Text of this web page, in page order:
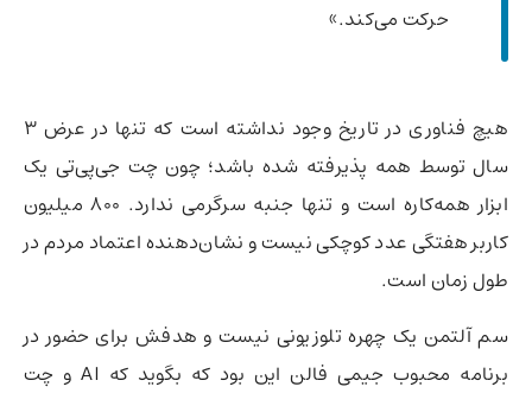
حرکت می‌کند.»
هیچ فناوری در تاریخ وجود نداشته است که تنها در عرض 3
سال توسط همه پذیرفته شده باشد؛ چون چت جی‌پی‌تی یک
ابزار همه‌کاره است و تنها جنبه سرگرمی ندارد. 800 میلیون
کاربر هفتگی عدد کوچکی نیست و نشان‌دهنده اعتماد مردم در
طول زمان است.
سم آلتمن یک چهره تلوزیونی نیست و هدفش برای حضور در
برنامه محبوب جیمی فالن این بود که بگوید که AI و چت